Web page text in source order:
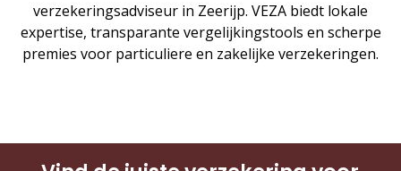
verzekeringsadviseur in Zeerijp. VEZA biedt lokale
expertise, transparante vergelijkingstools en scherpe
premies voor particuliere en zakelijke verzekeringen.